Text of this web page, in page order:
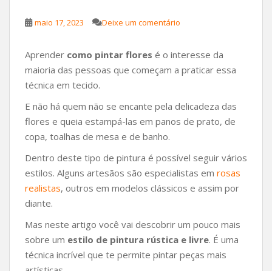
maio 17, 2023 Deixe um comentário
Aprender como pintar flores é o interesse da
maioria das pessoas que começam a praticar essa
técnica em tecido.
E não há quem não se encante pela delicadeza das
flores e queia estampá-las em panos de prato, de
copa, toalhas de mesa e de banho.
Dentro deste tipo de pintura é possível seguir vários
estilos. Alguns artesãos são especialistas em rosas
realistas, outros em modelos clássicos e assim por
diante.
Mas neste artigo você vai descobrir um pouco mais
sobre um estilo de pintura rústica e livre. É uma
técnica incrível que te permite pintar peças mais